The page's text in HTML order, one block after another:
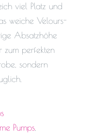
viel Platz und
weiche Velours-
Absatzhöhe
zum perfekten
sondern
Pumps